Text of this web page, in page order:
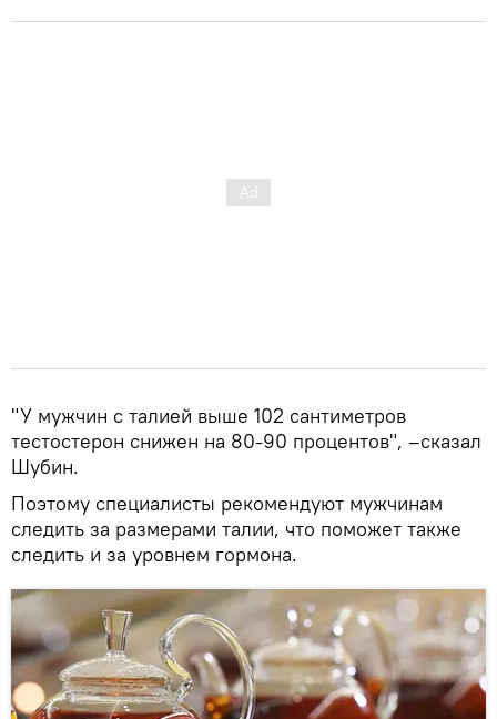
"У мужчин с талией выше 102 сантиметров
тестостерон снижен на 80-90 процентов", –сказал
Шубин.
Поэтому специалисты рекомендуют мужчинам
следить за размерами талии, что поможет также
следить и за уровнем гормона.